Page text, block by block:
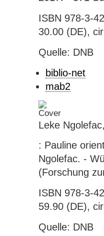
ISBN 978-3-
30.00 (DE),
Quelle: DNB
biblio-net
mab2
Leke
: Pauline
Ngolefac. -
(Forschung
ISBN 978-3-
59.90 (DE),
Quelle: DNB